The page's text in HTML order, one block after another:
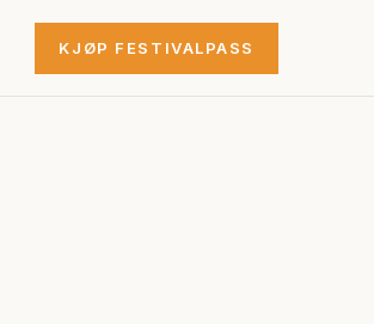
KJØP FESTIVALPASS